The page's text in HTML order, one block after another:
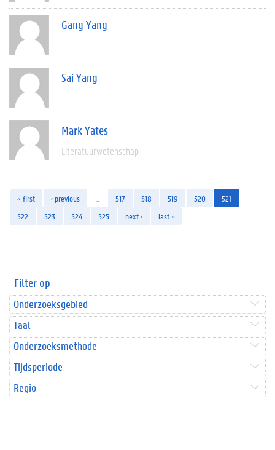
Gang Yang
Sai Yang
Mark Yates
Literatuurwetenschap
« first ‹ previous 517 518 519 520
521
522
523 524 525 next › last »
Filter op
Onderzoeksgebied
Taal
Onderzoeksmethode
Tijdsperiode
Regio